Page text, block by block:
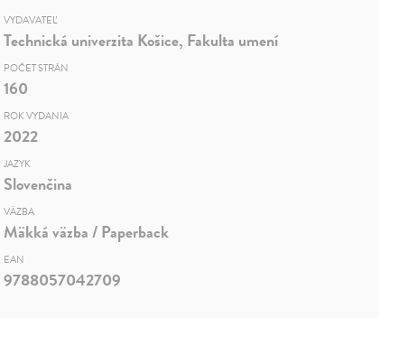
VYDAVATEĽ
Technická univerzita Košice, Fakulta umení
POČET STRÁN
160
ROK VYDANIA
2022
JAZYK
Slovenčina
VÄZBA
Mäkká väzba / Paperback
EAN
9788057042709